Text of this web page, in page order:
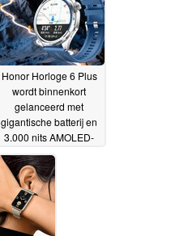
Honor Horloge 6 Plus
wordt binnenkort
gelanceerd met
gigantische batterij en
3.000 nits AMOLED-
scherm22-05-2026